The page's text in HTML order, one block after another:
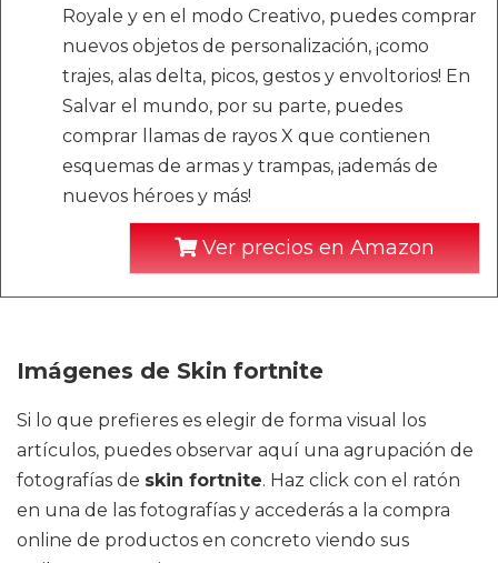
Royale y en el modo Creativo, puedes comprar
nuevos objetos de personalización, ¡como
trajes, alas delta, picos, gestos y envoltorios! En
Salvar el mundo, por su parte, puedes
comprar llamas de rayos X que contienen
esquemas de armas y trampas, ¡además de
nuevos héroes y más!
Ver precios en Amazon
Imágenes de Skin fortnite
Si lo que prefieres es elegir de forma visual los
artículos, puedes observar aquí una agrupación de
fotografías de skin fortnite. Haz click con el ratón
en una de las fotografías y accederás a la compra
online de productos en concreto viendo sus